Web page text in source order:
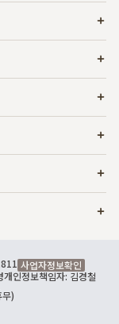
사업자정보확인
개인정보책임자: 김경철
)